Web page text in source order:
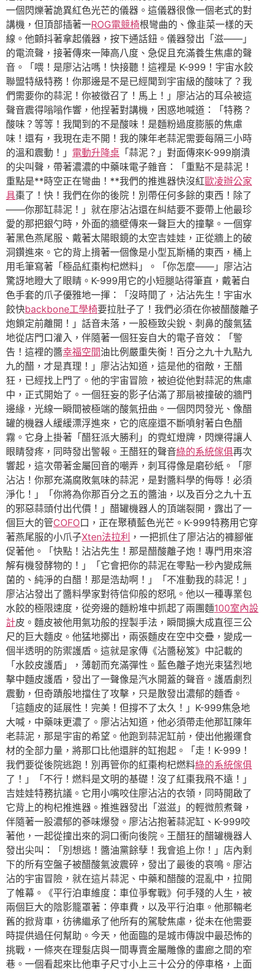
一個閃爍著詭異紅色光芒的儀器。這儀器很像一個老式的對
講機，但頂部插著一ROG電競椅根彎曲的、像韭菜一樣的天
線。他顫抖著拿起儀器，按下通話鈕。儀器發出「滋——」
的電流聲，接著傳來一陣高八度、急促且充滿養生焦慮的聲
音。「喂！是廖沾沾嗎！快接聽！這裡是 K-999！宇宙水餃
聯盟特級特務！你那邊是不是已經聞到宇宙級的酸味了？我
們需要你的蒜泥！你被徵召了！馬上！」廖沾沾的耳朵被這
聲音震得嗡嗡作響，他捏著對講機，困惑地喊道：「特務？
酸味？等等！我聞到的不是酸味！是麵粉過度膨脹的焦慮
味！還有，我現在走不開！我的陳年老蒜泥需要每隔三小時
的溫和震動！」 電動升降桌 「蒜泥？」對面傳來K-999崩潰
的尖叫聲，帶著濃濃的中藥味電子雜音：「重點不是蒜泥！
重點是**時空正在彎曲！**我們的推進器快沒紅歐凌辦公家
具棗了！快！我們在你的後院！別帶任何多餘的東西！除了
——你那缸蒜泥！」就在廖沾沾還在糾結要不要帶上他最珍
愛的那把銀勺時，外面的牆壁傳來一聲巨大的撞擊。一個穿
著黑色燕尾服、戴著太陽眼鏡的太空吉娃娃，正從牆上的破
洞鑽進來。它的背上揹著一個像是小型瓦斯桶的東西，桶上
用毛筆寫著「極品紅棗枸杞燃料」。「你怎麼——」廖沾沾
驚訝地瞪大了眼睛。K-999用它的小短腿站得筆直，戴著白
色手套的爪子優雅地一揮：「沒時間了，沾沾先生！宇宙水
餃快backbone工學椅要拉肚子了！我們必須在你被醋酸離子
炮鎖定前離開！」話音未落，一股極致尖銳、刺鼻的酸氣猛
地從店門口灌入，伴隨著一個狂妄自大的電子音效：「警
告！這裡的醬幸福空間油比例嚴重失衡！百分之九十九點九
九的醋，才是真理！」廖沾沾知道，這是他的宿敵，王醋
狂，已經找上門了。他的宇宙冒險，被迫從他對蒜泥的焦慮
中，正式開始了。一個狂妄的影子佔滿了那扇被撞破的牆門
邊緣，光線一瞬間被極端的酸氣扭曲。一個閃閃發光、像醋
罐的機器人緩緩漂浮進來，它的底座還不斷噴射著白色醋
霧。它身上掛著「醋狂派大勝利」的霓虹燈牌，閃爍得讓人
眼睛發疼，同時發出警報。王醋狂的聲音綠的系統傢俱再次
響起，這次帶著金屬回音的嘲弄，刺耳得像是磨砂紙。「廖
沾沾！你那充滿腐敗氣味的蒜泥，是對醬料學的侮辱！必須
淨化！」「你將為你那百分之五的醬油，以及百分之九十五
的邪惡蒜頭付出代價！」醋罐機器人的頂端裂開，露出了一
個巨大的管COFO口，正在聚積藍色光芒。K-999特務用它穿
著燕尾服的小爪子Xten法拉利 ，一把抓住了廖沾沾的褲腳催
促著他。「快點！沾沾先生！那是醋酸離子炮！專門用來溶
解有機發酵物的！」「它會把你的蒜泥在零點一秒內變成無
菌的、純淨的白醋！那是浩劫啊！」「不准動我的蒜泥！」
廖沾沾發出了醬料學家對待信仰般的怒吼。他以一種專業包
水餃的極限速度，從旁邊的麵粉堆中抓起了兩團麵100室內設
計皮。麵皮被他用氣功般的捏製手法，瞬間擴大成直徑三公
尺的巨大麵皮。他猛地擲出，兩張麵皮在空中交疊，變成一
個半透明的防禦護盾。這就是家傳《沾醬秘笈》中記載的
「水餃皮護盾」，薄韌而充滿彈性。藍色離子炮光束猛烈地
擊中麵皮護盾，發出了一聲像是汽水開蓋的聲音。護盾劇烈
震動，但奇蹟般地擋住了攻擊，只是散發出濃郁的麵香。
「這麵皮的延展性！完美！但撐不了太久！」K-999焦急地
大喊，中藥味更濃了。廖沾沾知道，他必須帶走他那缸陳年
老蒜泥，那是宇宙的希望。他跑到蒜泥缸前，使出他搬運食
材的全部力量，將那口比他還胖的缸抱起。「走！K-999！
我們要從後院逃跑！別再管你的紅棗枸杞燃料綠的系統傢俱
了！」「不行！燃料是文明的基礎！沒了紅棗我飛不遠！」
吉娃娃特務抗議。它用小嘴咬住廖沾沾的衣領，同時開啟了
它背上的枸杞推進器。推進器發出「滋滋」的輕微煎煮聲，
伴隨著一股濃郁的蔘味爆發。廖沾沾抱著蒜泥缸、K-999咬
著他，一起從撞出來的洞口衝向後院。王醋狂的醋罐機器人
發出尖叫：「別想逃！醬油黨餘孽！我會追上你！」店內剩
下的所有空盤子被醋酸氣波震碎，發出了最後的哀鳴。廖沾
沾的宇宙冒險，就在這片蒜泥、中藥和醋酸的混亂中，拉開
了帷幕。《平行泊車維度：車位爭奪戰》何手殘的人生，被
兩個巨大的陰影籠罩著：停車費，以及平行泊車。他那輛老
舊的掀背車，彷彿繼承了他所有的駕駛焦慮，從未在他需要
時提供過任何幫助。今天，他面臨的是城市傳說中最恐怖的
挑戰，一條夾在理髮店與一間專賣金屬雕像的畫廊之間的窄
巷。一個看起來比他車子尺寸小上三十公分的停車格，上面